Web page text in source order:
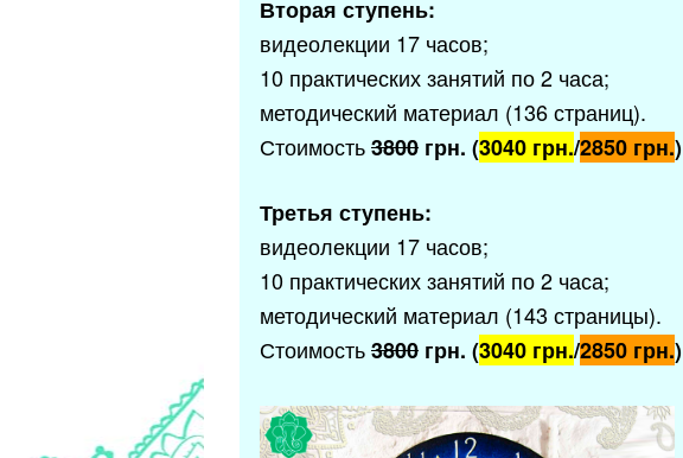
Вторая ступень:
видеолекции 17 часов;
10 практических занятий по 2 часа;
методический материал (136 страниц).
Стоимость3800 грн. (3040 грн./2850 грн.)
Третья ступень:
видеолекции 17 часов;
10 практических занятий по 2 часа;
методический материал (143 страницы).
Стоимость3800 грн. (3040 грн./2850 грн.)